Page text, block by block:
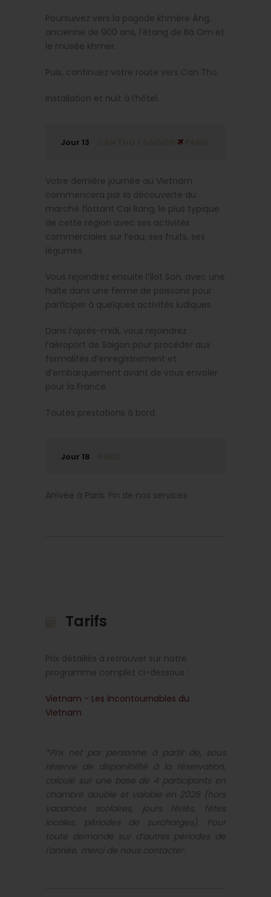
Poursuivez vers la pagode khmère Âng,
ancienne de 900 ans, l’étang de Bà Om et
le musée khmer.
Puis, continuez votre route vers Can Tho.
Installation et nuit à l’hôtel.
Jour 13
Votre dernière journée au Vietnam
commencera par la découverte du
marché flottant Cai Rang, le plus typique
de cette région avec ses activités
commerciales sur l’eau, ses fruits, ses
légumes.
Vous rejoindrez ensuite l’îlot Son, avec une
halte dans une ferme de poissons pour
participer à quelques activités ludiques.
Dans l’après-midi, vous rejoindrez
l’aéroport de Saigon pour procéder aux
formalités d’enregistrement et
d’embarquement avant de vous envoler
pour la France.
Toutes prestations à bord.
Jour 18
Arrivée à Paris. Fin de nos services
Tarifs
Prix détaillés à retrouver sur notre
programme complet ci-dessous :
Vietnam - Les incontournables du
Vietnam
*Prix net par personne, à partir de, sous
réserve de disponibilité à la réservation,
calculé sur une base de 4 participants en
chambre double et valable en 2026 (hors
vacances scolaires, jours fériés, fêtes
locales, périodes de surcharges). Pour
toute demande sur d’autres périodes de
l’année, merci de nous contacter.